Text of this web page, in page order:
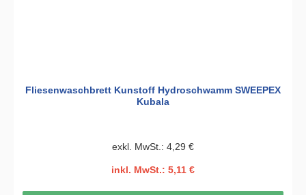
Fliesenwaschbrett Kunstoff Hydroschwamm SWEEPEX
Kubala
exkl. MwSt.: 4,29 €
inkl. MwSt.: 5,11 €